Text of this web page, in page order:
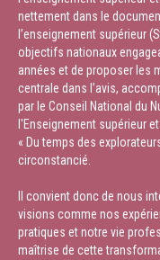
nettement dans le
l’enseignement supérieur
objectifs nationaux
années et de proposer les
centrale dans l’avis,
par le Conseil National du
l'Enseignement supérieur
« Du temps des
circonstancié.
Il convient donc de nous
visions comme nos
pratiques et notre vie
maîtrise de cette